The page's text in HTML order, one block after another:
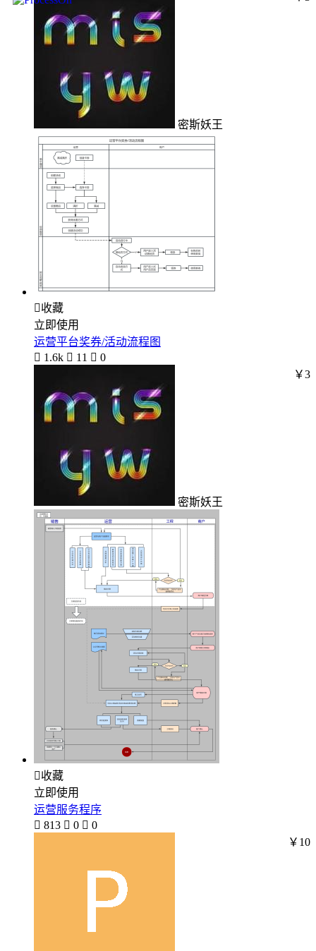
密斯妖王
收藏
立即使用
运营平台奖券/活动流程图
 1.6k  11  0
密斯妖王
￥3
收藏
立即使用
运营服务程序
 813  0  0
￥10